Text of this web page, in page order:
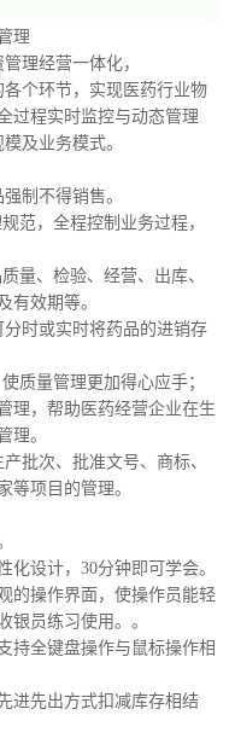
理
理经营一体化，
个环节，实现医药行业物
过程实时监控与动态管理
及业务模式。
制不得销售。
，全程控制业务过程，
、检验、经营、出库、
有效期等。
时或实时将药品的进销存
量管理更加得心应手；
理，帮助医药经营企业在生
理。
次、批准文号、商标、
等项目的管理。
设计，30分钟即可学会。
操作界面，使操作员能轻
银员练习使用。。
全键盘操作与鼠标操作相
先出方式扣减库存相结